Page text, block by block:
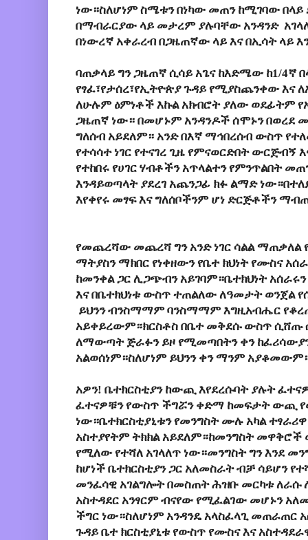
ነው።ስለሆነም ስሜቱን በነካው መጠን ከሚገባው
በማብራርያው ላይ መታረም ያሉባቸው አንዳንድ
በነውረኛ አቀራረብ በጋዜጠኛው ላይ እና በኢሳት ላይ
ባጠቃላይ ግን ጋዜጠኛ ሲሳይ አጌና ከእድሜው ከ1/4ኛ
የፃፈ፣የታሰረ፣የኢትዮጵያ ጉዳይ የሚያስጨንቀው እና
ለሁሉም ዕምነቶች እኩል አክብሮት ያለው ወደፊትም
ጋዜጠኛ ነው። በመሆኑም አንዳንዶች ሰሞኑን በወረደ
ግለሰብ አይደለም። አንድ በእኛ ማኅበረሰብ ውስጥ
የተሳሳተ ነገር የተናገረ ጊዜ የምናወርድበት ውርጅብኝ
የተከበሩ የሀገር ሃብቶችን አጥላልተን የምንጥልበት
እንዳይወጣላት ያደረገ አጨንጋፊ ክፉ ልማድ
እየቀየሩ መፃፍ እና ግለሰቦችንም ሆነ ድርጅቶችን
የመጨረሻው መጨረሻ ግን አንድ ነገር ሳልል ማጠቃለል
ማትያስን ማክበር የነቀዘውን የቤተ ክህነት የሙስና
ከመንቀል ጋር ሊጋጭብን አይገባም።ቤተክህነት
እና በቤተክህነቱ ውስጥ ተጠልለው ለዓመታት ወንጀል
ይህንን ብንስማማም ባንስማማም እግዚአብሔር
አይቀይረውም።ክርስቶስ በቤተ መቅደሱ ውስጥ ሲሸጡ
ለማውጣት ጅራፉን ይዞ የሚመጣበትን ቀን
አልወሰነም።ስለሆነም ይህንን ቀን ማንም
አዎን! ቤተክርስቲያን ከውጪ እየደረሱባት ያሉት
ፈተናዎቹን የውስጥ ችግሯን ቀድማ ከመፍታት ውጪ
ነው።ቤተክርስቲያኒቱን የመንግስት ሙሉ አካል
አስተያየትም ትክክል አይደለም።ከመንግስት
የሚለው የተሻለ አገላለጥ ነው።መንግስት ግን እንደ
ከሆነች ቤተክርስቲያን ጋር አለመስራት ብቻ ሳይሆን
መንፈሳዊ አገልግሎት በመስጠት ሕዝቡ መርካቱ ለራሱ
አስተዳደር አንፃርም ብናየው የሚፈልገው መሆኑን
ችግር ነው።ስለሆነም አንዳንዴ አላስፈላጊ መጠራጠር
ጉዳይ ቤተ ክርስቲያኒቱ የውስጥ የሙስና እና